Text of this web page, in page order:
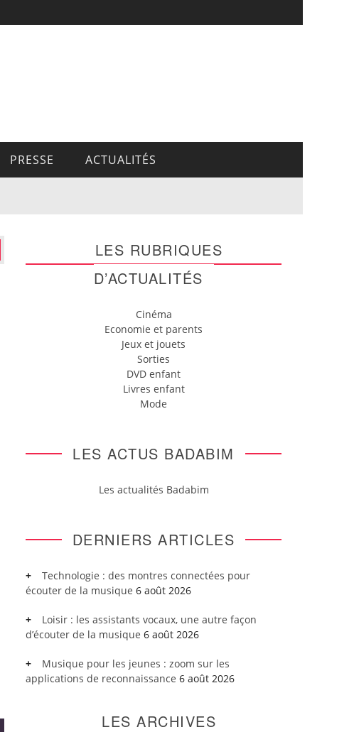
PRESSE ACTUALITÉS
LES RUBRIQUES
D’ACTUALITÉS
Cinéma
Economie et parents
Jeux et jouets
Sorties
DVD enfant
Livres enfant
Mode
LES ACTUS BADABIM
Les actualités Badabim
DERNIERS ARTICLES
Technologie : des montres connectées pour
écouter de la musique 6 août 2026
Loisir : les assistants vocaux, une autre façon
d’écouter de la musique 6 août 2026
Musique pour les jeunes : zoom sur les
applications de reconnaissance 6 août 2026
LES ARCHIVES